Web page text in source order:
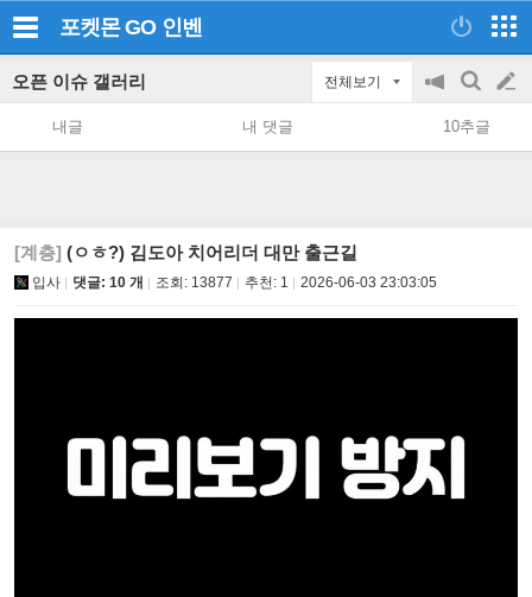
포켓몬 GO 인벤
오픈 이슈 갤러리 전체보기
공
지
on/off
검
색
글
쓰
내글 내 댓글 10추글
[계층] (ㅇㅎ?) 김도아 치어리더 대만 출근길
입사 댓글: 10 개 조회: 13877 추천: 1 2026-06-03 23:03:05